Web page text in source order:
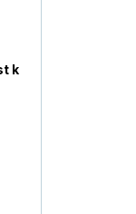
k